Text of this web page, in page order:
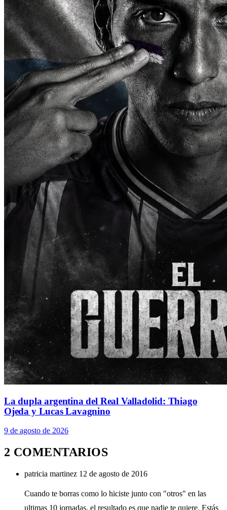
La dupla argentina del Real Valladolid: Thiago
Ojeda y Lucas Lavagnino
9 de agosto de 2026
2 COMENTARIOS
patricia martinez 12 de agosto de 2016
Cuando te borras como lo hiciste junto con "otros" en las
ultimas 10 jornadas, el resultado es que nadie te quiere. Estás